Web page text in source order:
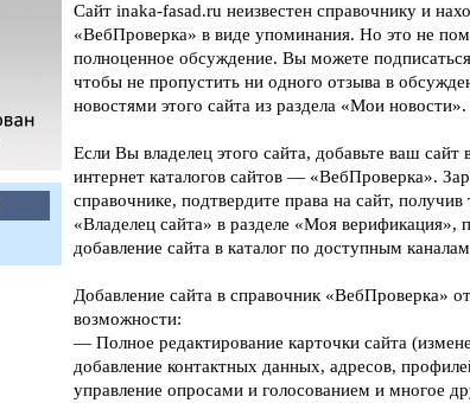
Сайт inaka-fasad.ru неизвестен справочнику и
«ВебПроверка» в виде упоминания. Но это не
полноценное обсуждение. Вы можете подписаться
чтобы не пропустить ни одного отзыва в
новостями этого сайта из раздела «Мои новости».
Если Вы владелец этого сайта, добавьте ваш сайт
интернет каталогов сайтов — «ВебПроверка».
справочнике, подтвердите права на сайт,
«Владелец сайта» в разделе «Моя верификация»,
добавление сайта в каталог по доступным
Добавление сайта в справочник «ВебПроверка»
возможности:
— Полное редактирование карточки сайта
добавление контактных данных, адресов,
управление опросами и голосованием и многое